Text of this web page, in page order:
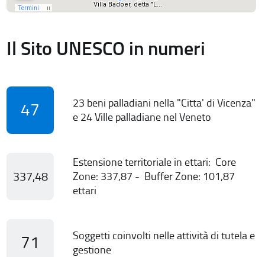
Il Sito UNESCO in numeri
47
23 beni palladiani nella "Citta' di Vicenza"
e 24 Ville palladiane nel Veneto
337,48
Estensione territoriale in ettari: Core
Zone: 337,87 - Buffer Zone: 101,87
ettari
71
Soggetti coinvolti nelle attività di tutela e
gestione